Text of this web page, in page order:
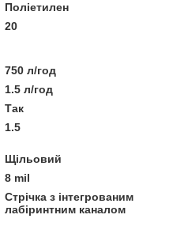
Поліетилен
20
750 л/год
1.5 л/год
Так
1.5
Щільовий
8 mil
Стрічка з інтегрованим
лабіринтним каналом